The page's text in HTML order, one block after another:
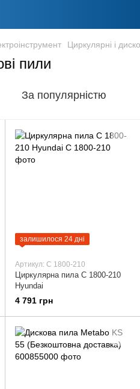
Циркулярні і
пили
За популярністю
залишилося 24 дні
Артикул: C 1800-210
Циркулярна пила C 1800-210
Hyundai
4 791 грн